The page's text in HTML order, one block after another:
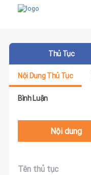
Thủ Tục
Nội Dung Thủ Tục
Bình Luận
Nội dung
Tên thủ tục